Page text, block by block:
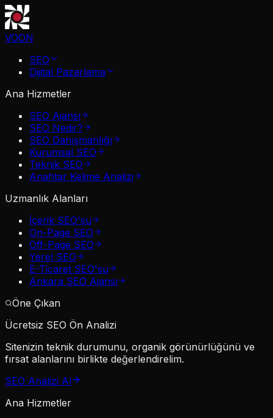
VOON
SEO
Dijital Pazarlama
Ana Hizmetler
SEO Ajansı
SEO Nedir?
SEO Danışmanlığı
Kurumsal SEO
Teknik SEO
Anahtar Kelime Analizi
Uzmanlık Alanları
İçerik SEO'su
On-Page SEO
Off-Page SEO
Yerel SEO
E-Ticaret SEO'su
Ankara SEO Ajansı
Öne Çıkan
Ücretsiz SEO Ön Analizi
Sitenizin teknik durumunu, organik görünürlüğünü ve
fırsat alanlarını birlikte değerlendirelim.
SEO Analizi Al
Ana Hizmetler